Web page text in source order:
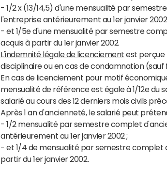
- 1/2 x (13/14,5) d'une mensualité par
l'entreprise antérieurement au 1er janvier 2002
- et 1/5e d'une mensualité par semestre
acquis à partir du 1er janvier 2002.
L'indemnité légale de licenciement est perçue
disciplinaire ou en cas de condamnation (sauf
En cas de licenciement pour motif
mensualité de référence est égale à 1/12e du
salarié au cours des 12 derniers mois civils
Après 1 an d'ancienneté, le salarié peut
- 1/2 mensualité par semestre complet
antérieurement au 1er janvier 2002 ;
- et 1/4 de mensualité par semestre complet
partir du 1er janvier 2002.